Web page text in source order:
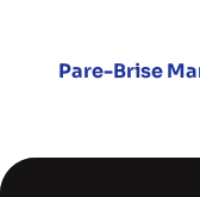
Pare-Brise